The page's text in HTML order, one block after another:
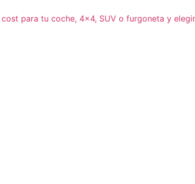
para tu coche, 4×4, SUV o furgoneta y